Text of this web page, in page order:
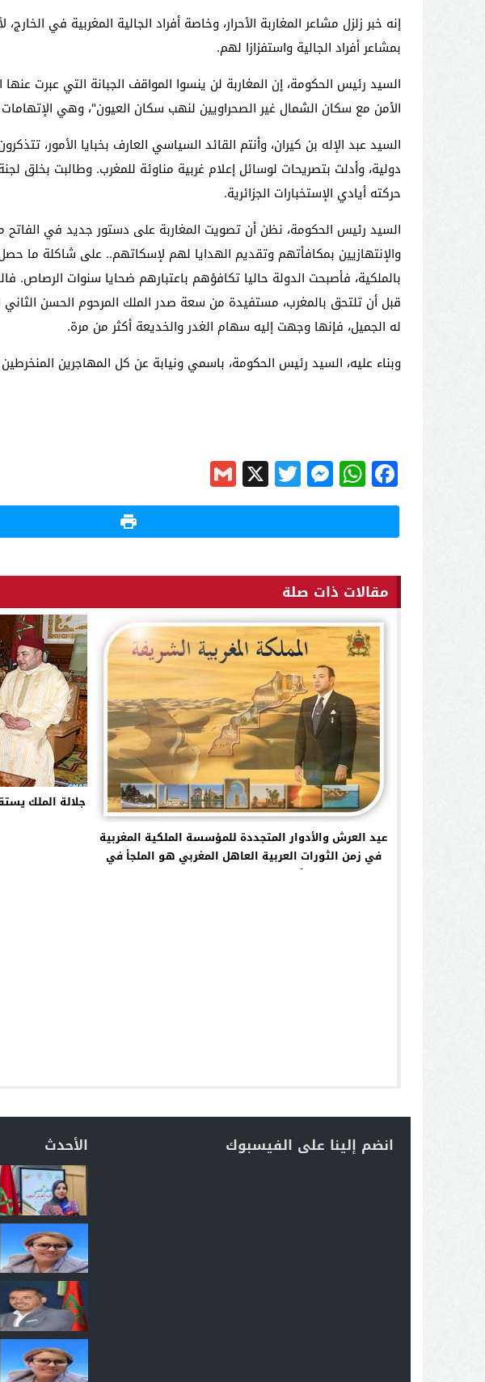
إنه خبر زلزل مشاعر المغاربة الأحرار، وخاصة أفراد الجالية المغربية في
بمشاعر أفراد الجالية واستفزازا لهم.
السيد رئيس الحكومة، إن المغاربة لن ينسوا المواقف الجبانة التي عبرت
الأمن مع سكان الشمال غير الصحراويين لنهب سكان العيون"، وهي الإتهامات
السيد عبد الإله بن كيران، وأنتم القائد السياسي العارف بخبايا الأمور،
دولية، وأدلت بتصريحات لوسائل إعلام غربية مناوئة للمغرب. وطالبت بخلق
حركته أيادي الإستخبارات الجزائرية.
السيد رئيس الحكومة، نظن أن تصويت المغاربة على دستور جديد في الفاتح
والإنتهازيين بمكافأتهم وتقديم الهدايا لهم لإسكاتهم.. على شاكلة ما
بالملكية، فأصبحت الدولة حاليا تكافؤهم باعتبارهم ضحايا سنوات الرصاص.
قبل أن تلتحق بالمغرب، مستفيدة من سعة صدر الملك المرحوم الحسن
له الجميل، فإنها وجهت إليه سهام الغدر والخديعة أكثر من مرة.
وبناء عليه، السيد رئيس الحكومة، باسمي ونيابة عن كل المهاجرين
Facebook
WhatsApp
Messenger
Twitter
X
Gmail
مقالات ذات صلة
عيد العرش والأدوار المتجددة للمؤسسة الملكية المغربية
في زمن الثورات العربية العاهل المغربي هو الملجأ في
الأزمات والحكم بين الفرقاء
جلالة الملك
انضم إلينا على الفيسبوك الأحدث